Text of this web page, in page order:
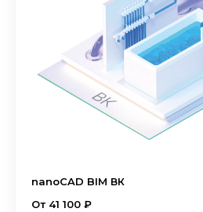
nanoCAD BIM ВК
От 41 100 ₽